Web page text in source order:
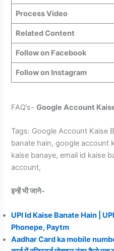
Process Video
Related Content
Follow on Facebook
Follow on Instagram
FAQ’s-Google Account
Tags: Google Account Kaise
banate hain, google account
kaise banaye, email id kaise
account,
इन्हें भी जाने-
UPI Id Kaise Banate Hain |
Phonepe, Paytm
Aadhar Card ka mobile